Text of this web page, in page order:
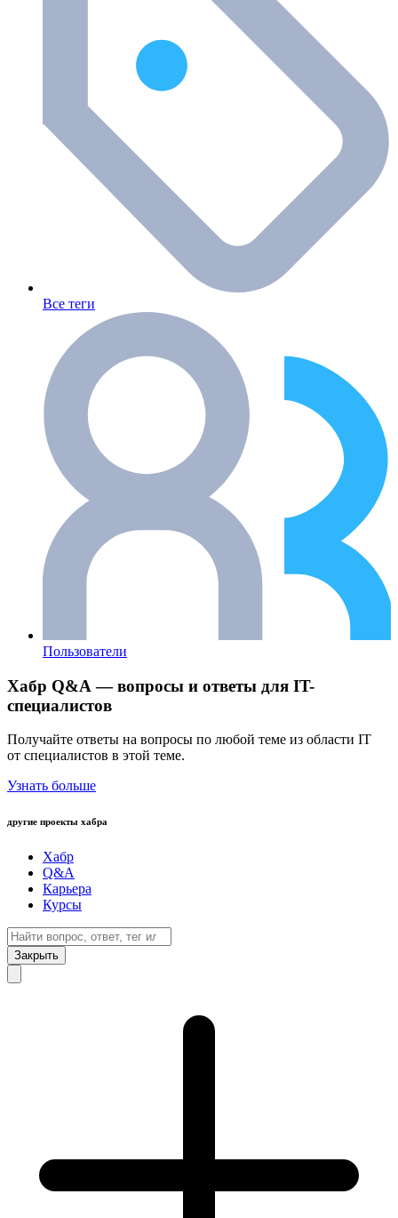
Все теги
Пользователи
Хабр Q&A — вопросы и ответы для IT-
специалистов
Получайте ответы на вопросы по любой теме из области IT
от специалистов в этой теме.
Узнать больше
другие проекты хабра
Хабр
Q&A
Карьера
Курсы
Закрыть